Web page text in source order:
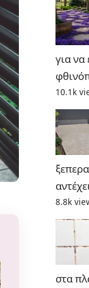
για
10.1k
8.8k
στα